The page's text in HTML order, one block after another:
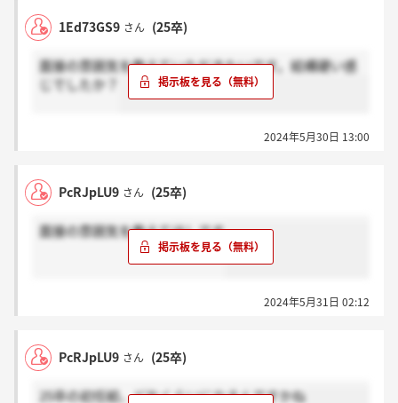
1Ed73GS9 さん (25卒)
面接の雰囲気を教えていただきたいです。結構硬い感
じでしたか？
2024年5月30日 13:00
PcRJpLU9 さん (25卒)
面接の雰囲気を教えてほしです
2024年5月31日 02:12
PcRJpLU9 さん (25卒)
25卒の初任給、どれくらいになるんですかね